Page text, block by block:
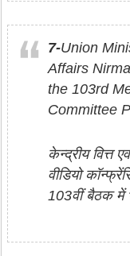
7-Union
Affairs
the 103rd
Committee
केन्द्रीय वित्त
वीडियो
103वीं बैठक में